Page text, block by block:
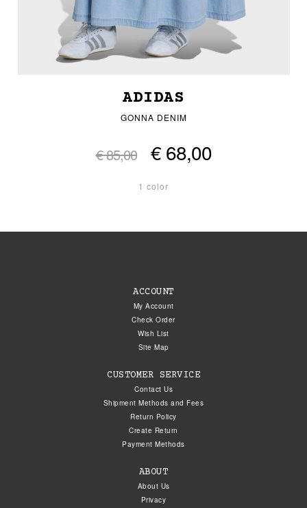
ADIDAS
GONNA DENIM
€ 85,00 € 68,00
1 color
ACCOUNT
My Account
Check Order
Wish List
Site Map
CUSTOMER SERVICE
Contact Us
Shipment Methods and Fees
Return Policy
Create Return
Payment Methods
ABOUT
About Us
Privacy